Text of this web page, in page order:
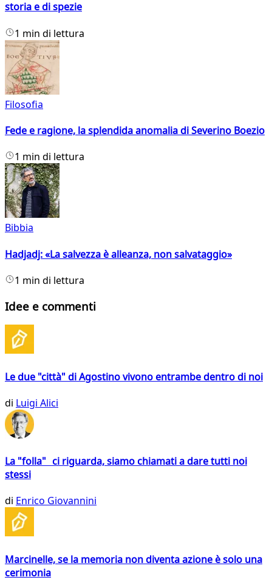
storia e di spezie
1 min di lettura
Filosofia
Fede e ragione, la splendida anomalia di Severino Boezio
1 min di lettura
Bibbia
Hadjadj: «La salvezza è alleanza, non salvataggio»
1 min di lettura
Idee e commenti
Le due "città" di Agostino vivono entrambe dentro di noi
di Luigi Alici
La "folla" ci riguarda, siamo chiamati a dare tutti noi
stessi
di Enrico Giovannini
Marcinelle, se la memoria non diventa azione è solo una
cerimonia